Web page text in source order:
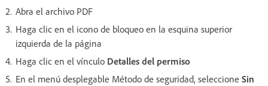
Abra el archivo PDF
Haga clic en el icono de bloqueo en la esquina superior
izquierda de la página
Haga clic en el vínculo Detalles del permiso
En el menú desplegable Método de seguridad, seleccione Sin